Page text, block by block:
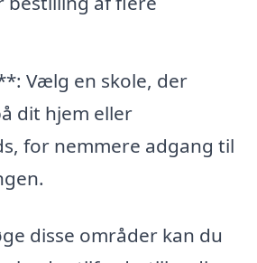
Vælg en skole, der
dit hjem eller
for nemmere adgang til
disse områder kan du